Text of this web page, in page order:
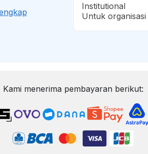
Institutional
Untuk organisasi
Kami menerima pembayaran berikut: